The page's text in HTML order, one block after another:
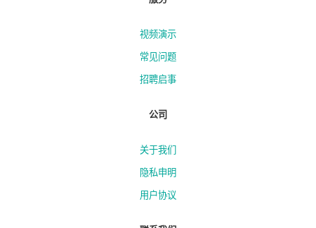
视频演示
常见问题
招聘启事
公司
关于我们
隐私申明
用户协议